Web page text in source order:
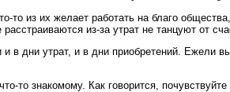
их желает работать на благо общества,
из-за утрат не танцуют от
дни утрат, и в дни приобретений. Ежели
то знакомому. Как говорится,